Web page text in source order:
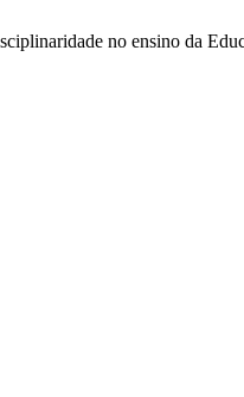
no ensino da